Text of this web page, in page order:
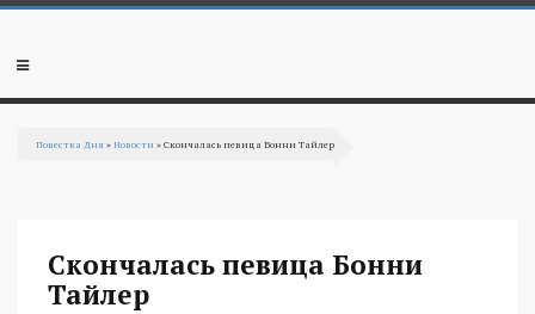
Перейти к основному содержанию
Мобильное
Повестка Дня »Новости » Скончалась певица Бонни Тайлер
Скончалась певица Бонни
Тайлер